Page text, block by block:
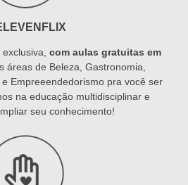
com aulas gratuitas em
áreas de Beleza, Gastronomia,
Empreeendedorismo pra você ser
na educação multidisciplinar e
seu conhecimento!